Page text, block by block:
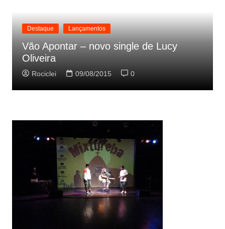
Destaque Lançamentos
Vão Apontar – novo single de Lucy
Oliveira
Rociclei 09/08/2015 0